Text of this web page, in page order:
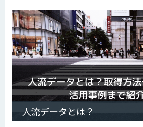
人流データとは？